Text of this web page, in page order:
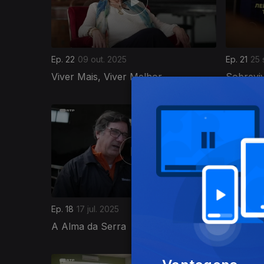
Ep. 22 09 out. 2025
Viver Mais, Viver Melhor
Ep. 21 25
Ep. 18 17 jul. 2025
A Alma da Serra
Ep. 17
Aqui
855282